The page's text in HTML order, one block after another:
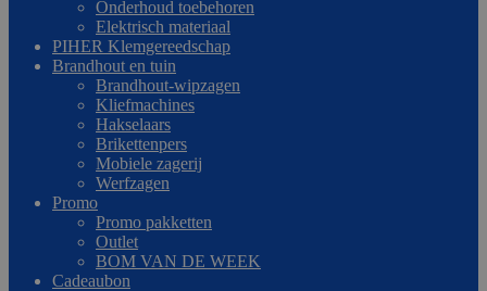
Onderhoud toebehoren
Elektrisch materiaal
PIHER Klemgereedschap
Brandhout en tuin
Brandhout-wipzagen
Kliefmachines
Hakselaars
Brikettenpers
Mobiele zagerij
Werfzagen
Promo
Promo pakketten
Outlet
BOM VAN DE WEEK
Cadeaubon